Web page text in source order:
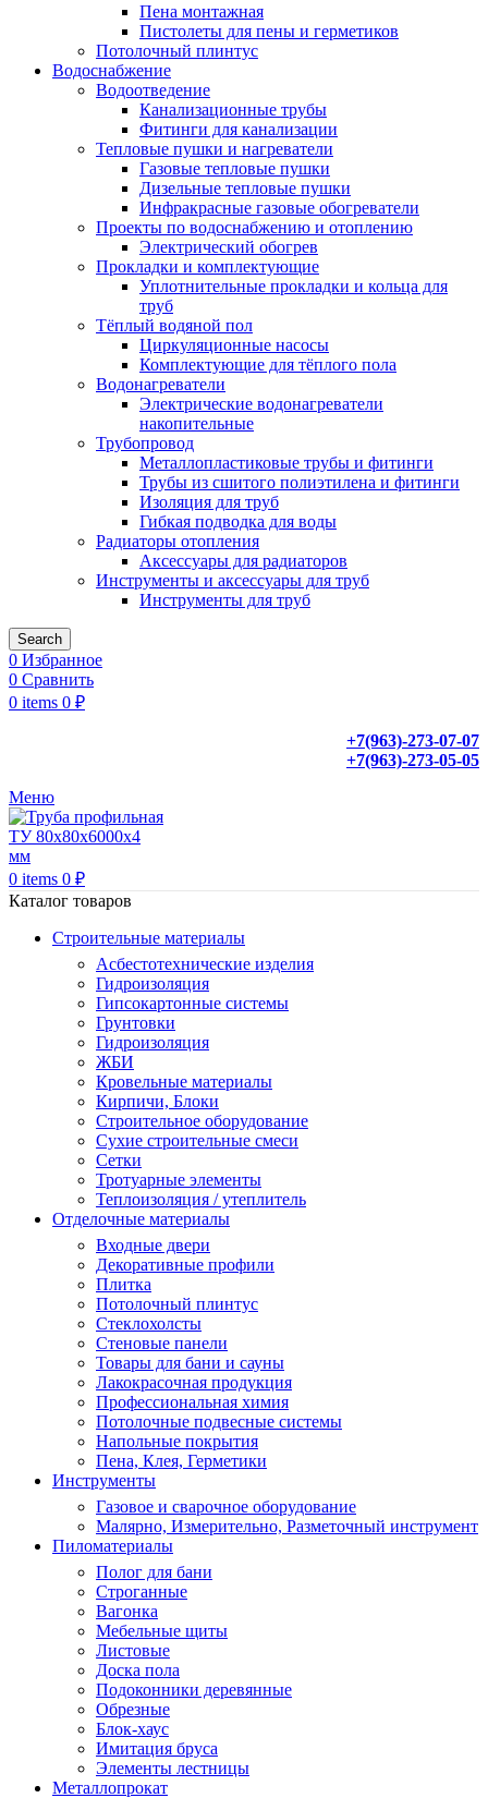
Пена монтажная
Пистолеты для пены и герметиков
Потолочный плинтус
Водоснабжение
Водоотведение
Канализационные трубы
Фитинги для канализации
Тепловые пушки и нагреватели
Газовые тепловые пушки
Дизельные тепловые пушки
Инфракрасные газовые обогреватели
Проекты по водоснабжению и отоплению
Электрический обогрев
Прокладки и комплектующие
Уплотнительные прокладки и кольца для
труб
Тёплый водяной пол
Циркуляционные насосы
Комплектующие для тёплого пола
Водонагреватели
Электрические водонагреватели
накопительные
Трубопровод
Металлопластиковые трубы и фитинги
Трубы из сшитого полиэтилена и фитинги
Изоляция для труб
Гибкая подводка для воды
Радиаторы отопления
Аксессуары для радиаторов
Инструменты и аксессуары для труб
Инструменты для труб
Search
0 Избранное
0 Сравнить
0 items 0 ₽
+7(963)-273-07-07
+7(963)-273-05-05
Меню
0 items 0 ₽
Каталог товаров
Строительные материалы
Асбестотехнические изделия
Гидроизоляция
Гипсокартонные системы
Грунтовки
Гидроизоляция
ЖБИ
Кровельные материалы
Кирпичи, Блоки
Строительное оборудование
Сухие строительные смеси
Сетки
Тротуарные элементы
Теплоизоляция / утеплитель
Отделочные материалы
Входные двери
Декоративные профили
Плитка
Потолочный плинтус
Стеклохолсты
Стеновые панели
Товары для бани и сауны
Лакокрасочная продукция
Профессиональная химия
Потолочные подвесные системы
Напольные покрытия
Пена, Клея, Герметики
Инструменты
Газовое и сварочное оборудование
Малярно, Измерительно, Разметочный инструмент
Пиломатериалы
Полог для бани
Строганные
Вагонка
Мебельные щиты
Листовые
Доска пола
Подоконники деревянные
Обрезные
Блок-хаус
Имитация бруса
Элементы лестницы
Металлопрокат